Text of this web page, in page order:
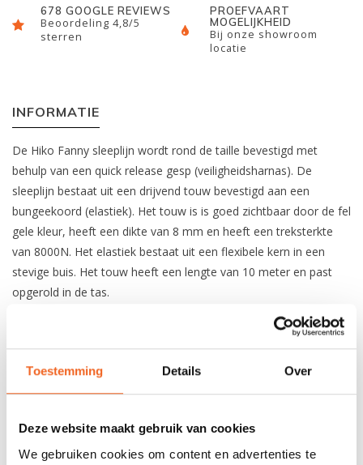
Toestemming Details Over
Deze website maakt gebruik van cookies
We gebruiken cookies om content en advertenties te
678 GOOGLE REVIEWS
Beoordeling 4,8/5
sterren
PROEFVAART
MOGELIJKHEID
Bij onze showroom
locatie
INFORMATIE
De Hiko Fanny sleeplijn wordt rond de taille bevestigd met
behulp van een quick release gesp (veiligheidsharnas). De
sleeplijn bestaat uit een drijvend touw bevestigd aan een
bungeekoord (elastiek). Het touw is is goed zichtbaar door de fel
gele kleur, heeft een dikte van 8 mm en heeft een treksterkte
van 8000N. Het elastiek bestaat uit een flexibele kern in een
stevige buis. Het touw heeft een lengte van 10 meter en past
opgerold in de tas.
Nog niet gewaardeerd